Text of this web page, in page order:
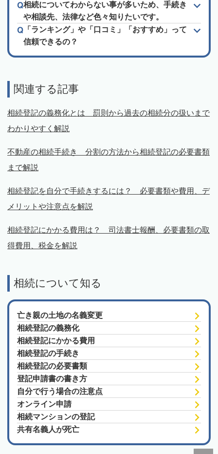
相続についてわからない事が多いため、手続き
や相談先、法律など色々知りたいです。
「ランキング」や「口コミ」「おすすめ」って
信頼できるの？
関連する記事
相続登記の義務化とは 罰則から過去の相続分の扱いまで
わかりやすく解説
不動産の相続手続き 分割の方法から相続登記の必要書類
まで解説
相続登記を自分で手続きするには？ 必要書類や費用、デ
メリットや注意点を解説
相続登記にかかる費用は？ 司法書士報酬、必要書類の取
得費用、税金を解説
相続について知る
亡き親の土地の名義変更
相続登記の義務化
相続登記にかかる費用
相続登記の手続き
相続登記の必要書類
登記申請書の書き方
自分で行う場合の注意点
オンライン申請
相続マンションの登記
共有名義人が死亡